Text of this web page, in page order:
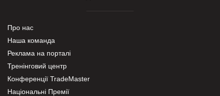
Про нас
Наша команда
Реклама на порталі
Тренінговий центр
Конференції TradeMaster
Національні Премії